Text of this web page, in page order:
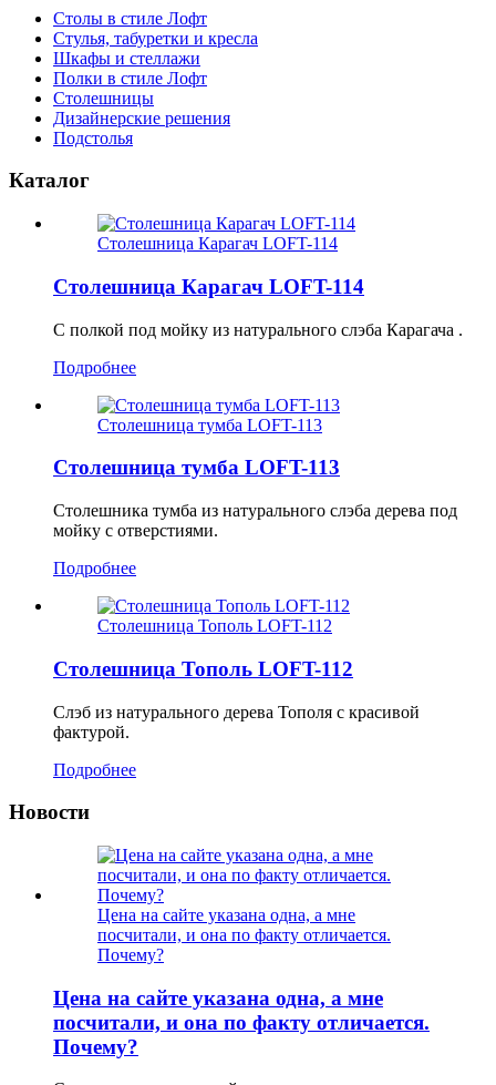
Столы в стиле Лофт
Стулья, табуретки и кресла
Шкафы и стеллажи
Полки в стиле Лофт
Столешницы
Дизайнерские решения
Подстолья
Каталог
Столешница Карагач LOFT-114
Столешница Карагач LOFT-114
С полкой под мойку из натурального слэба Карагача .
Подробнее
Столешница тумба LOFT-113
Столешница тумба LOFT-113
Столешника тумба из натурального слэба дерева под
мойку с отверстиями.
Подробнее
Столешница Тополь LOFT-112
Столешница Тополь LOFT-112
Слэб из натурального дерева Тополя с красивой
фактурой.
Подробнее
Новости
Цена на сайте указана одна, а мне
посчитали, и она по факту отличается.
Почему?
Цена на сайте указана одна, а мне
посчитали, и она по факту отличается.
Почему?